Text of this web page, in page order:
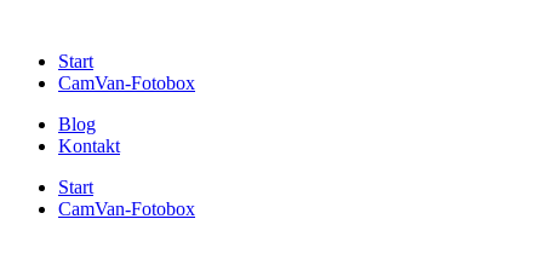
Start
CamVan-Fotobox
Blog
Kontakt
Start
CamVan-Fotobox